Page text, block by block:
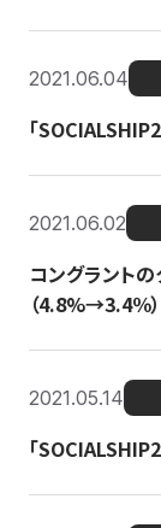
2021.06.04
「
2021.06.02
コングラント
（4.8%→3.4％）
2021.05.14
「